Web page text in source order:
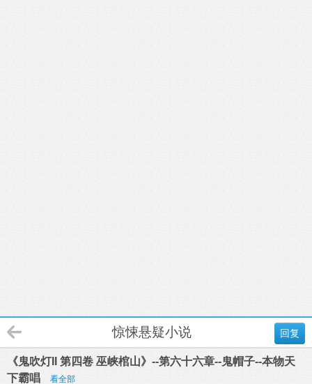
回复
惊悚悬疑小说
《鬼吹灯II 第四卷 巫峡棺山》--第六十六章--鬼帽子--本物天
下霸唱
看全部